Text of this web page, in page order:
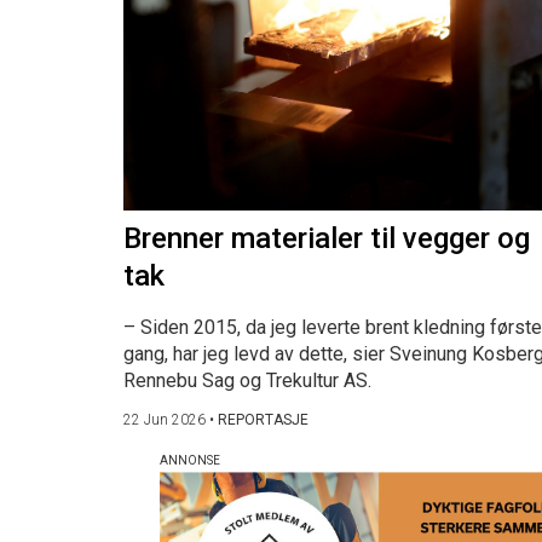
Brenner materialer til vegger og
tak
– Siden 2015, da jeg leverte brent kledning første
gang, har jeg levd av dette, sier Sveinung
Rennebu Sag og Trekultur AS.
22 Jun 2026 • REPORTASJE